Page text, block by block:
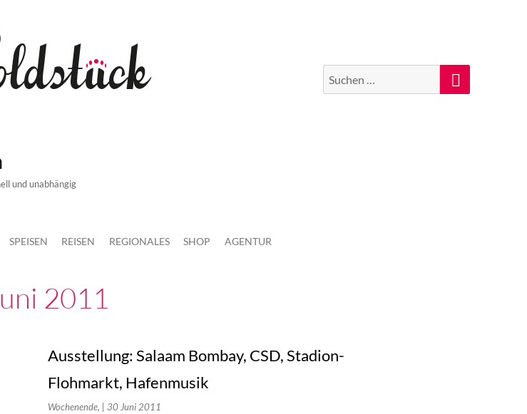
Suche
nach:
Suchen
und unabhängig
SPEISEN REISEN REGIONALES SHOP AGENTUR
2011
Ausstellung: Salaam Bombay, CSD, Stadion-
Flohmarkt, Hafenmusik
Wochenende, | 30 Juni 2011